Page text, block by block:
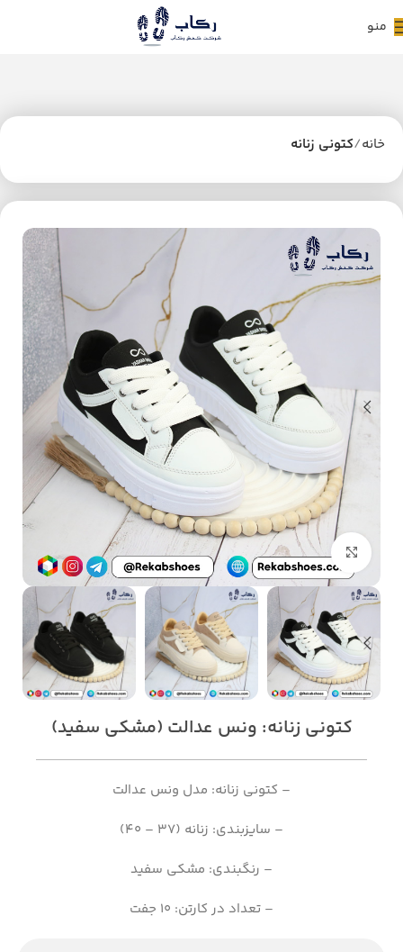
منو
خانه کتونی زنانه
کتونی زنانه: ونس عدالت (مشکی سفید)
– کتونی زنانه: مدل ونس عدالت
– سایزبندی: زنانه (37 – 40)
– رنگبندی: مشکی سفید
– تعداد در کارتن: 10 جفت
بزرگنمایی تصویر